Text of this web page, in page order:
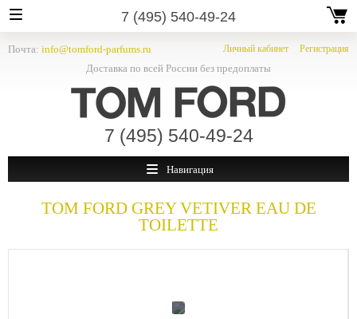
7 (495) 540-49-24
Почта: info@tomford-parfums.ru
Доставка по всей России без предоплаты
Личный кабинет Регистрация
7 (495) 540-49-24
Навигация
TOM FORDGREY VETIVER EAU DE
TOILETTE